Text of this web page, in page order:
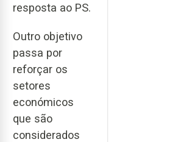
resposta ao PS.
Outro objetivo
passa por
reforçar os
setores
económicos
que são
considerados